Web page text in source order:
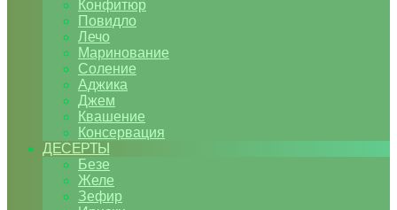
Конфитюр
Повидло
Лечо
Маринование
Соление
Аджика
Джем
Квашение
Консервация
ДЕСЕРТЫ
Безе
Желе
Зефир